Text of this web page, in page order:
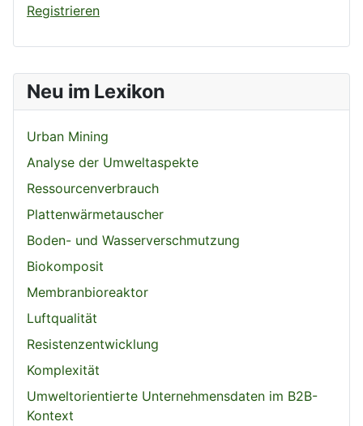
Neu im Lexikon
Urban Mining
Analyse der Umweltaspekte
Ressourcenverbrauch
Plattenwärmetauscher
Boden- und Wasserverschmutzung
Biokomposit
Membranbioreaktor
Luftqualität
Resistenzentwicklung
Komplexität
Umweltorientierte Unternehmensdaten im B2B-
Kontext
Registrieren